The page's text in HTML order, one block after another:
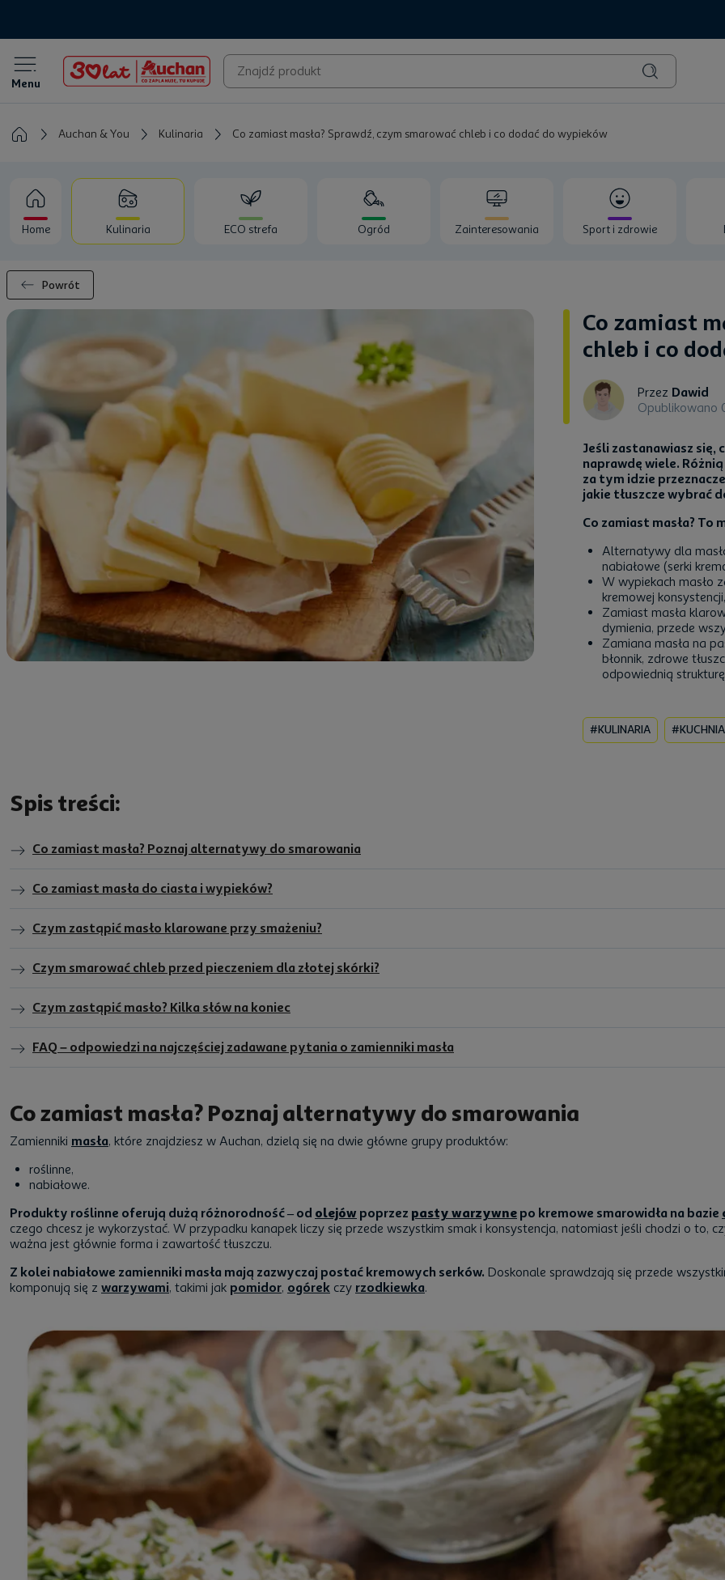
Menu
Auchan & You Kulinaria Co zamiast masła? Sprawdź, czym smarować chleb i co dodać do wypieków
Home Kulinaria ECO strefa Ogród Zainteresowania Sport i zdrowie
Powrót
Co zamiast
chleb i co
Przez Dawid
Opublikowano
Jeśli zastanawiasz się,
naprawdę wiele.
za tym idzie
jakie tłuszcze wybrać
Co zamiast masła? To
Alternatywy dla
nabiałowe (serki
W wypiekach masło
kremowej
Zamiast masła
dymienia, przede
Zamiana masła na
błonnik, zdrowe
odpowiednią strukturę
#KULINARIA #KUCHNIA
Spis treści:
Co zamiast masła? Poznaj alternatywy do smarowania
Co zamiast masła do ciasta i wypieków?
Czym zastąpić masło klarowane przy smażeniu?
Czym smarować chleb przed pieczeniem dla złotej skórki?
Czym zastąpić masło? Kilka słów na koniec
FAQ – odpowiedzi na najczęściej zadawane pytania o zamienniki masła
Co zamiast masła? Poznaj alternatywy do smarowania
Zamienniki masła, które znajdziesz w Auchan, dzielą się na dwie główne grupy produktów:
roślinne,
nabiałowe.
Produkty roślinne oferują dużą różnorodność – od olejów poprzez pasty warzywne po kremowe smarowidła na bazie
czego chcesz je wykorzystać. W przypadku kanapek liczy się przede wszystkim smak i konsystencja, natomiast jeśli chodzi o to,
ważna jest głównie forma i zawartość tłuszczu.
Z kolei nabiałowe zamienniki masła mają zazwyczaj postać kremowych serków. Doskonale sprawdzają się przede
komponują się z warzywami, takimi jak pomidor, ogórek czy rzodkiewka.